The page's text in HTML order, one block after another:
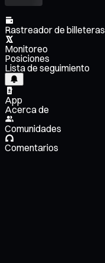
Rastreador de billeteras
Monitoreo
Posiciones
Lista de seguimiento
App
Acerca de
Comunidades
Comentarios